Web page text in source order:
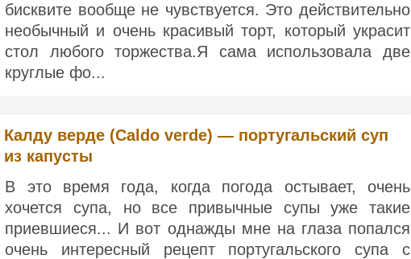
бисквите вообще не чувствуется. Это действительно
необычный и очень красивый торт, который украсит
стол любого торжества.Я сама использовала две
круглые фо...
Калду верде (Caldo verde) — португальский суп
из капусты
В это время года, когда погода остывает, очень
хочется супа, но все привычные супы уже такие
приевшиеся... И вот однажды мне на глаза попался
очень интересный рецепт португальского супа с